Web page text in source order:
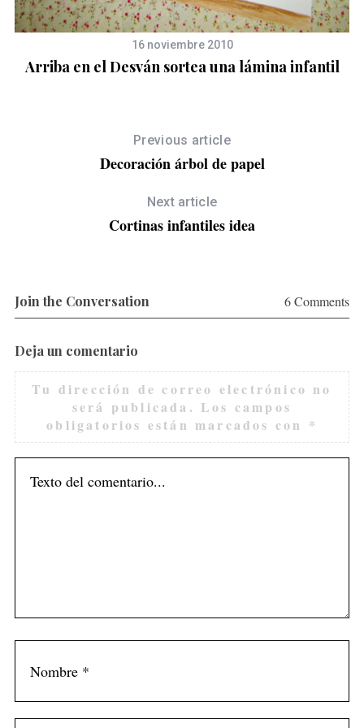
16 noviembre 2010
Arriba en el Desván sortea una lámina infantil
Previous article
Decoración árbol de papel
Next article
Cortinas infantiles idea
Join the Conversation 6 Comments
Deja un comentario
Tu dirección de correo electrónico no
será publicada. Los campos
obligatorios están marcados con *